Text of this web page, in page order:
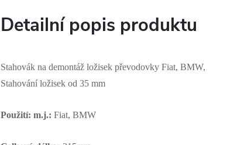
Detailní popis produktu
Stahovák na demontáž ložisek převodovky Fiat, BMW,
Stahování ložisek od 35 mm
Použití: m.j.: Fiat, BMW